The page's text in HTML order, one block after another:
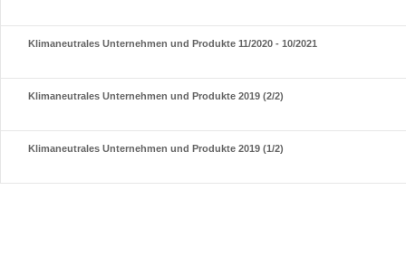
Klimaneutrales Unternehmen und Produkte 11/2020 - 10/2021
Klimaneutrales Unternehmen und Produkte 2019 (2/2)
Klimaneutrales Unternehmen und Produkte 2019 (1/2)